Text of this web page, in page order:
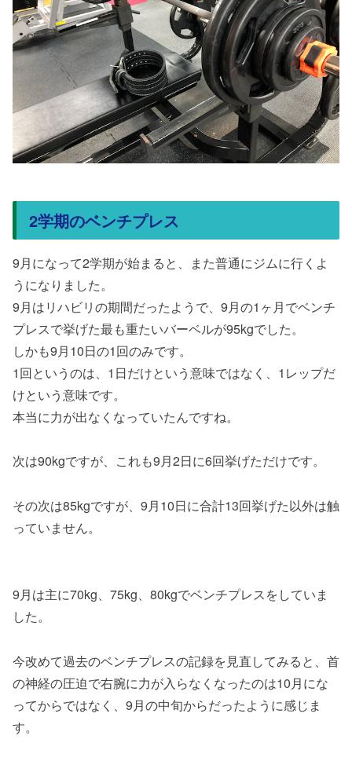
2学期のベンチプレス
9月になって2学期が始まると、また普通にジムに行くよ
うになりました。
9月はリハビリの期間だったようで、9月の1ヶ月でベンチ
プレスで挙げた最も重たいバーベルが95kgでした。
しかも9月10日の1回のみです。
1回というのは、1日だけという意味ではなく、1レップだ
けという意味です。
本当に力が出なくなっていたんですね。
次は90kgですが、これも9月2日に6回挙げただけです。
その次は85kgですが、9月10日に合計13回挙げた以外は触
っていません。
9月は主に70kg、75kg、80kgでベンチプレスをしていま
した。
今改めて過去のベンチプレスの記録を見直してみると、首
の神経の圧迫で右腕に力が入らなくなったのは10月にな
ってからではなく、9月の中旬からだったように感じま
す。